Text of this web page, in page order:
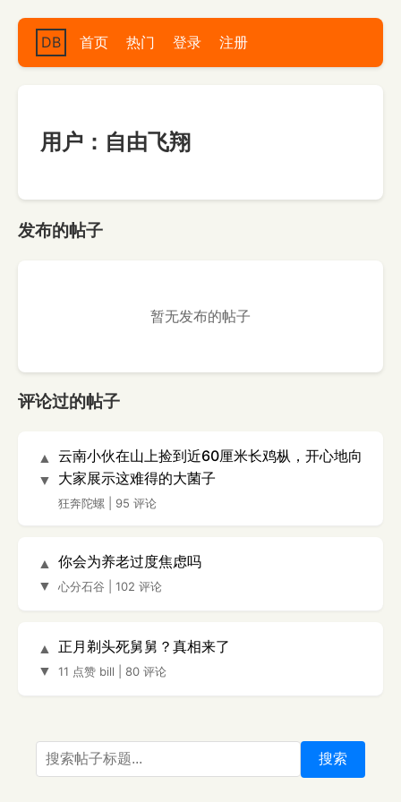
DB 首页 热门 登录 注册
用户：自由飞翔
发布的帖子
暂无发布的帖子
评论过的帖子
▲
▼
云南小伙在山上捡到近60厘米长鸡枞，开心地向
大家展示这难得的大菌子
狂奔陀螺 95 评论
▲
▼
你会为养老过度焦虑吗
心分石谷 102 评论
▲
▼
正月剃头死舅舅？真相来了
11 点赞 bill 80 评论
搜索